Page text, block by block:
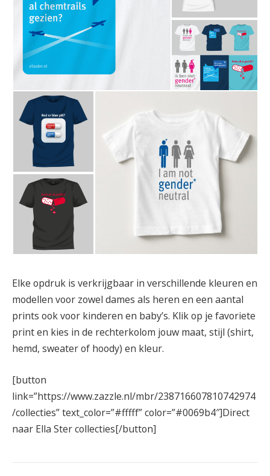
Elke opdruk is verkrijgbaar in verschillende kleuren en
modellen voor zowel dames als heren en een aantal
prints ook voor kinderen en baby’s. Klik op je favoriete
print en kies in de rechterkolom jouw maat, stijl (shirt,
hemd, sweater of hoody) en kleur.
[button
link=”https://www.zazzle.nl/mbr/238716607810742974
/collecties” text_color=”#fffff” color=”#0069b4″]Direct
naar Ella Ster collecties[/button]